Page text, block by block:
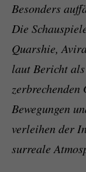
Besonders
Die
Quarshie,
laut Bericht
Bewegungen
verleihen der
surreale